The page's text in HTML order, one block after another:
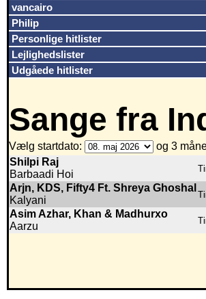
vancairo
Philip
Personlige hitlister
Lejlighedslister
Udgåede hitlister
Sange fra
Vælg startdato:
og 3
Shilpi Raj
Barbaadi Hoi
Arjn, KDS, Fifty4 Ft. Shreya Ghoshal
Kalyani
Asim Azhar, Khan & Madhurxo
Aarzu